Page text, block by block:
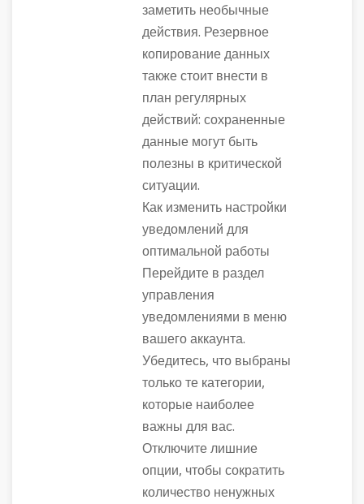
заметить необычные
действия. Резервное
копирование данных
также стоит внести в
план регулярных
действий: сохраненные
данные могут быть
полезны в критической
ситуации.
Как изменить настройки
уведомлений для
оптимальной работы
Перейдите в раздел
управления
уведомлениями в меню
вашего аккаунта.
Убедитесь, что выбраны
только те категории,
которые наиболее
важны для вас.
Отключите лишние
опции, чтобы сократить
количество ненужных